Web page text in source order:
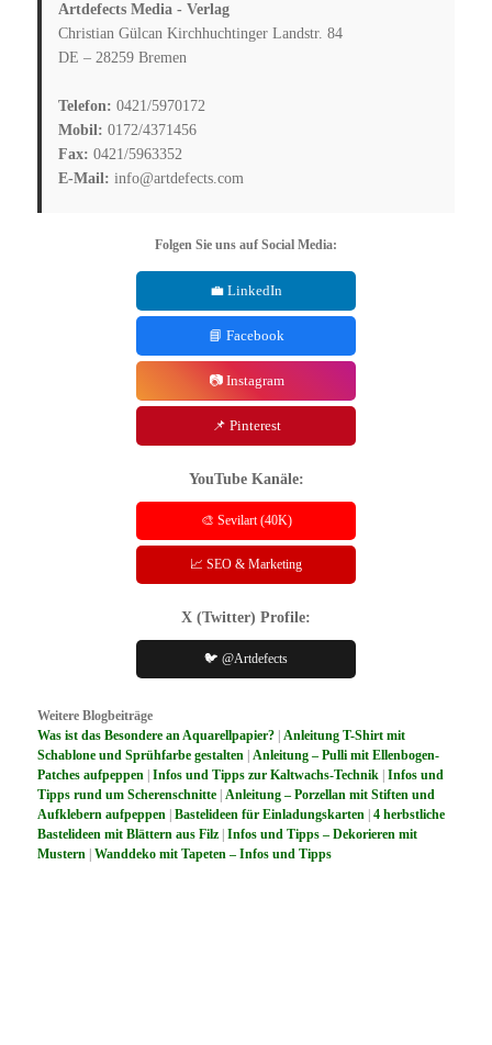
Artdefects Media - Verlag
Christian Gülcan Kirchhuchtinger Landstr. 84
DE – 28259 Bremen
Telefon: 0421/5970172
Mobil: 0172/4371456
Fax: 0421/5963352
E-Mail: info@artdefects.com
Folgen Sie uns auf Social Media:
💼 LinkedIn
📘 Facebook
📷 Instagram
📌 Pinterest
YouTube Kanäle:
🎨 Sevilart (40K)
📈 SEO & Marketing
X (Twitter) Profile:
🐦 @Artdefects
Weitere Blogbeiträge
Was ist das Besondere an Aquarellpapier? |Anleitung T-Shirt mit
Schablone und Sprühfarbe gestalten |Anleitung – Pulli mit Ellenbogen-
Patches aufpeppen |Infos und Tipps zur Kaltwachs-Technik |Infos und
Tipps rund um Scherenschnitte |Anleitung – Porzellan mit Stiften und
Aufklebern aufpeppen |Bastelideen für Einladungskarten |4 herbstliche
Bastelideen mit Blättern aus Filz |Infos und Tipps – Dekorieren mit
Mustern |Wanddeko mit Tapeten – Infos und Tipps